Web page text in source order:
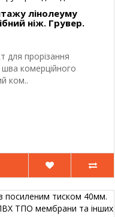
лінолеуму
ніж. Грувер.
для прорізання
шва комерційного
ком..